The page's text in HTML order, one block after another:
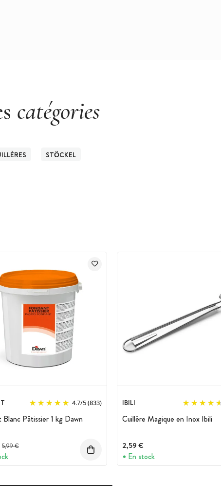
catégories
STÖCKEL
4.7/5(833)
Blanc Pâtissier 1 kg Dawn
Prix avant réduction :
5,99 €
IBILI
Cuillère Magique en Inox Ibili
2,59 €
En stock